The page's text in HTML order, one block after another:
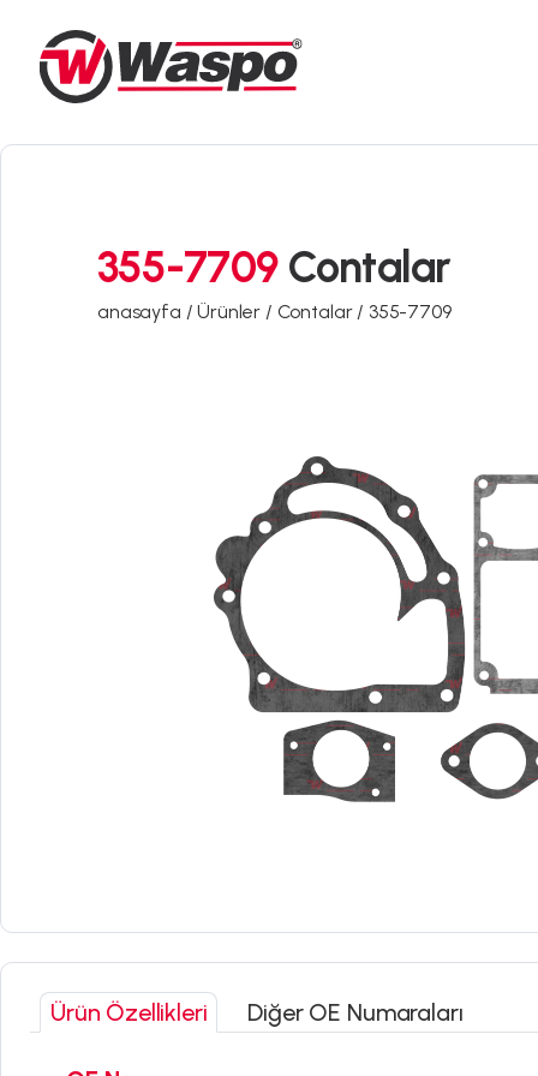
355-7709 Contalar
anasayfa /Ürünler / Contalar / 355-7709
Ürün Özellikleri Diğer OE Numaraları